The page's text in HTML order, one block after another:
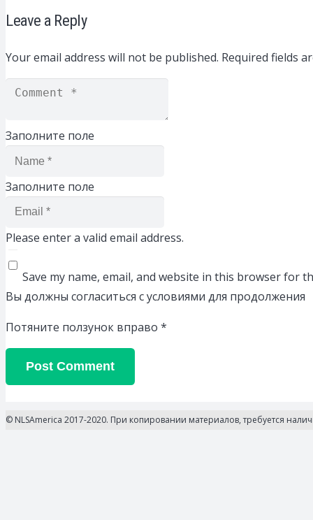
Leave a Reply
Your email address will not be published. Required fields
Заполните поле
Заполните поле
Please enter a valid email address.
Save my name, email, and website in this browser for
Вы должны согласиться с условиями для продолжения
Потяните ползунок вправо *
Post Comment
© NLSAmerica 2017-2020. При копировании материалов, требуется